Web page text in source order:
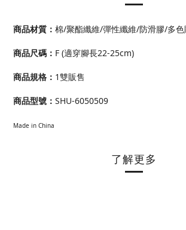
商品材質： 棉/聚酯纖維/彈性纖維/防滑膠/多色
商品尺碼： F (適穿腳長22-25cm)
商品規格： 1雙販售
商品型號： SHU-6050509
Made in China
了解更多